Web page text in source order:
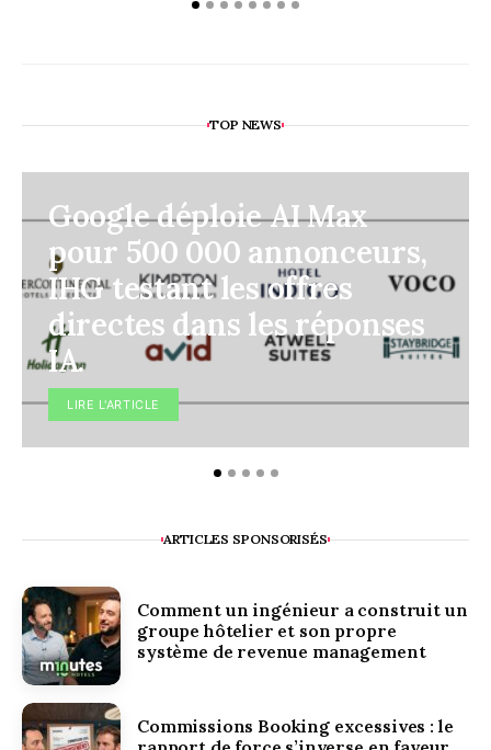
TOP NEWS
Google déploie AI Max
pour 500 000 annonceurs,
IHG testant les offres
directes dans les réponses
IA.
LIRE L'ARTICLE
ARTICLES SPONSORISÉS
Comment un ingénieur a construit un
groupe hôtelier et son propre
système de revenue management
Commissions Booking excessives : le